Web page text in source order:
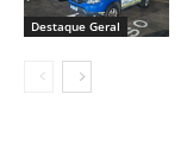
Destaque Geral